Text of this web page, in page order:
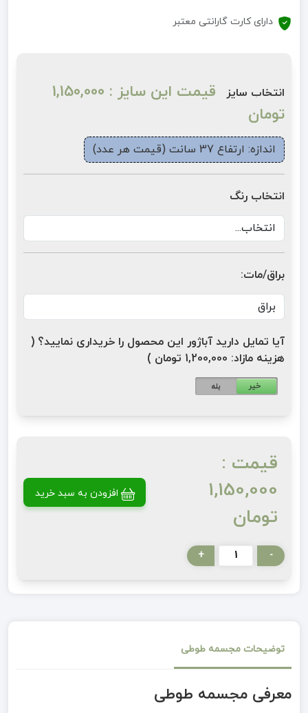
دارای کارت گارانتی معتبر
انتخاب سایز
قیمت این سایز : 1,150,000
تومان
اندازه: ارتفاع 37 سانت (قیمت هر عدد)
انتخاب رنگ
براق/مات:
آیا تمایل دارید آباژور این محصول را خریداری نمایید؟ (
هزینه مازاد: 1,200,000 تومان )
بله خیر
قیمت :
1,150,000
تومان
افزودن به سبد خرید
-
+
توضیحات مجسمه طوطی
معرفی مجسمه طوطی